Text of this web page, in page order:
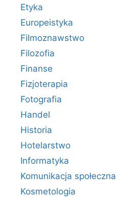
Etyka
Europeistyka
Filmoznawstwo
Filozofia
Finanse
Fizjoterapia
Fotografia
Handel
Historia
Hotelarstwo
Informatyka
Komunikacja społeczna
Kosmetologia